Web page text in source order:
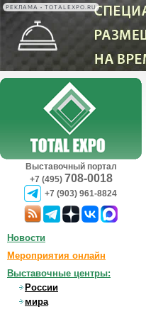
РЕКЛАМА • TOTALEXPO.RU
Выставочный портал
+7 (495) 708-0018
+7 (903) 961-8824
Новости
Мероприятия онлайн
Выставочные центры:
России
мира